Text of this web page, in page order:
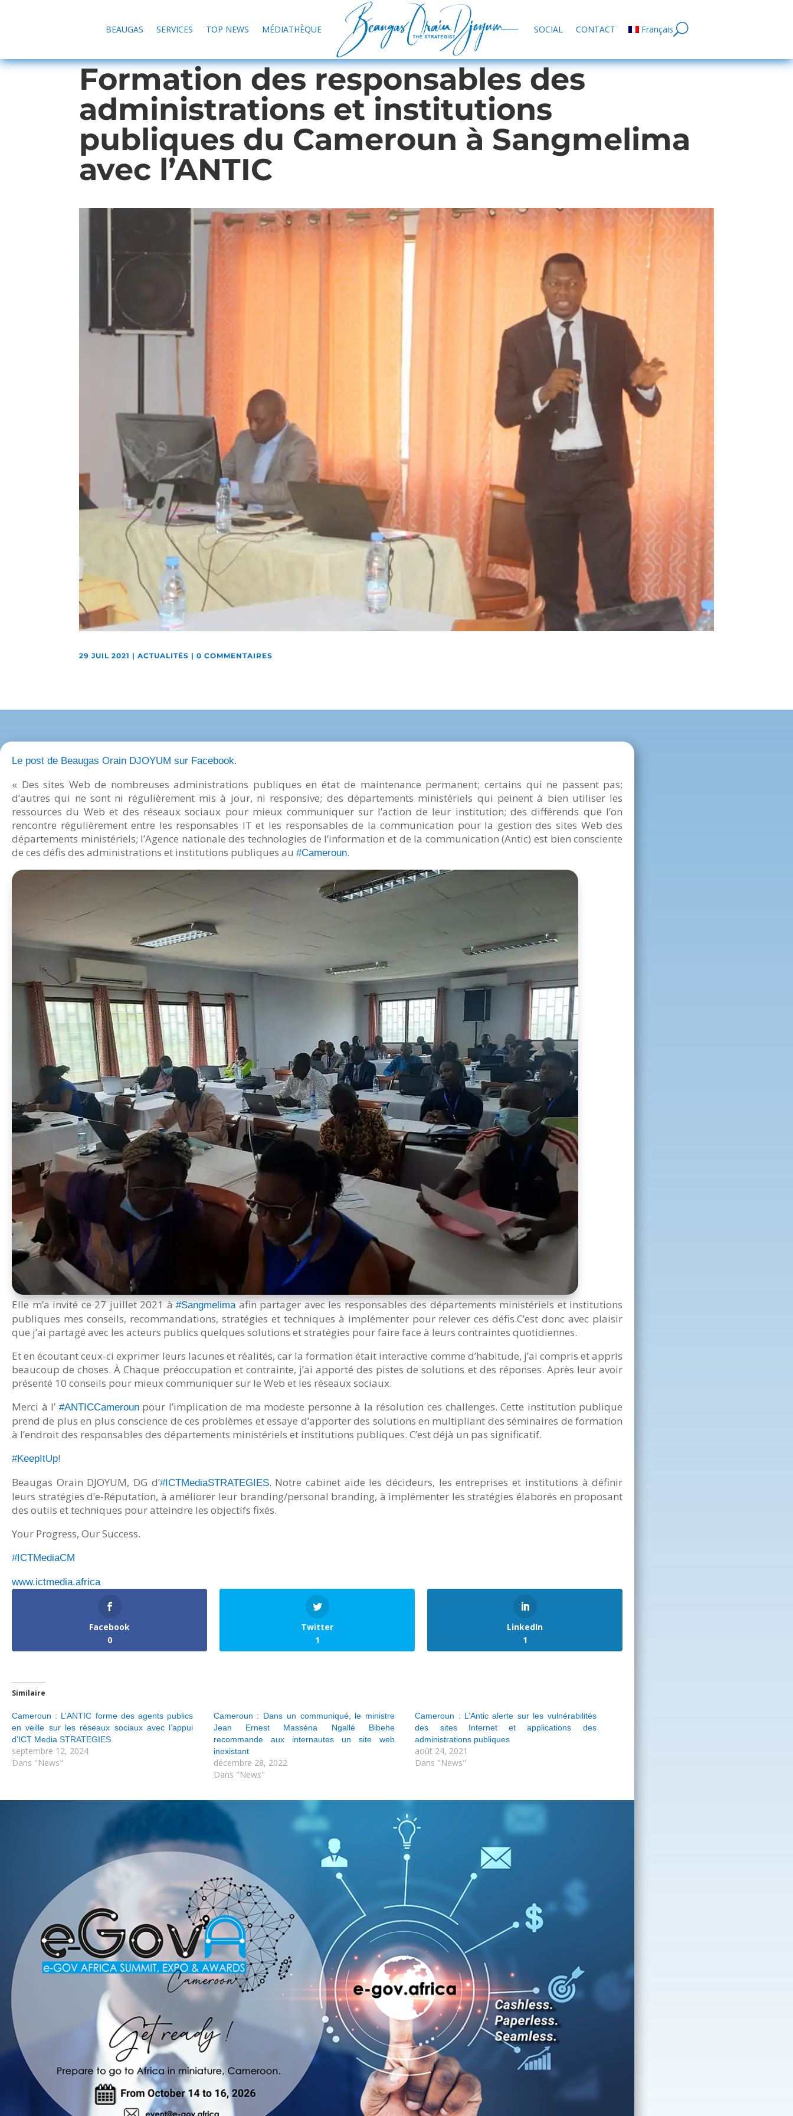
BEAUGAS SERVICES TOP NEWS MÉDIATHÈQUE SOCIAL CONTACT Français
Formation des responsables des
administrations et institutions
publiques du Cameroun à Sangmelima
avec l’ANTIC
29 JUIL 2021 |ACTUALITÉS |0 COMMENTAIRES
Le post de Beaugas Orain DJOYUM sur Facebook.
« Des sites Web de nombreuses administrations publiques en état de maintenance permanent; certains qui ne passent pas;
d’autres qui ne sont ni régulièrement mis à jour, ni responsive; des départements ministériels qui peinent à bien utiliser les
ressources du Web et des réseaux sociaux pour mieux communiquer sur l’action de leur institution; des différends que l’on
rencontre régulièrement entre les responsables IT et les responsables de la communication pour la gestion des sites Web des
départements ministériels; l’Agence nationale des technologies de l’information et de la communication (Antic) est bien consciente
de ces défis des administrations et institutions publiques au #Cameroun.
Elle m’a invité ce 27 juillet 2021 à#Sangmelimaafin partager avec les responsables des départements ministériels et institutions
publiques mes conseils, recommandations, stratégies et techniques à implémenter pour relever ces défis.C’est donc avec plaisir
que j’ai partagé avec les acteurs publics quelques solutions et stratégies pour faire face à leurs contraintes quotidiennes.
Et en écoutant ceux-ci exprimer leurs lacunes et réalités, car la formation était interactive comme d’habitude, j’ai compris et appris
beaucoup de choses. À Chaque préoccupation et contrainte, j’ai apporté des pistes de solutions et des réponses. Après leur avoir
présenté 10 conseils pour mieux communiquer sur le Web et les réseaux sociaux.
Merci à l’ #ANTICCamerounpour l’implication de ma modeste personne à la résolution ces challenges. Cette institution publique
prend de plus en plus conscience de ces problèmes et essaye d’apporter des solutions en multipliant des séminaires de formation
à l’endroit des responsables des départements ministériels et institutions publiques. C’est déjà un pas significatif.
#KeepItUp!
Beaugas Orain DJOYUM, DG d’#ICTMediaSTRATEGIES. Notre cabinet aide les décideurs, les entreprises et institutions à définir
leurs stratégies d’e-Réputation, à améliorer leur branding/personal branding, à implémenter les stratégies élaborés en proposant
des outils et techniques pour atteindre les objectifs fixés.
Your Progress, Our Success.
#ICTMediaCM
www.ictmedia.africa
Facebook
0
Twitter
1
LinkedIn
1
Similaire
Cameroun : L’ANTIC forme des agents publics
en veille sur les réseaux sociaux avec l’appui
d’ICT Media STRATEGIES
septembre 12, 2024
Dans "News"
Cameroun : Dans un communiqué, le ministre
Jean Ernest Masséna Ngallé Bibehe
recommande aux internautes un site web
inexistant
décembre 28, 2022
Dans "News"
Cameroun : L’Antic alerte sur les vulnérabilités
des sites Internet et applications des
administrations publiques
août 24, 2021
Dans "News"